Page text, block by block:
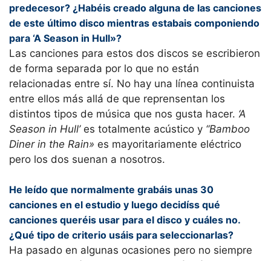
predecesor? ¿Habéis creado alguna de las canciones
de este último disco mientras estabais componiendo
para ‘A Season in Hull»?
Las canciones para estos dos discos se escribieron
de forma separada por lo que no están
relacionadas entre sí. No hay una línea continuista
entre ellos más allá de que reprensentan los
distintos tipos de música que nos gusta hacer. ‘A
Season in Hull’es totalmente acústico y “Bamboo
Diner in the Rain» es mayoritariamente eléctrico
pero los dos suenan a nosotros.
He leído que normalmente grabáis unas 30
canciones en el estudio y luego decidíss qué
canciones queréis usar para el disco y cuáles no.
¿Qué tipo de criterio usáis para seleccionarlas?
Ha pasado en algunas ocasiones pero no siempre